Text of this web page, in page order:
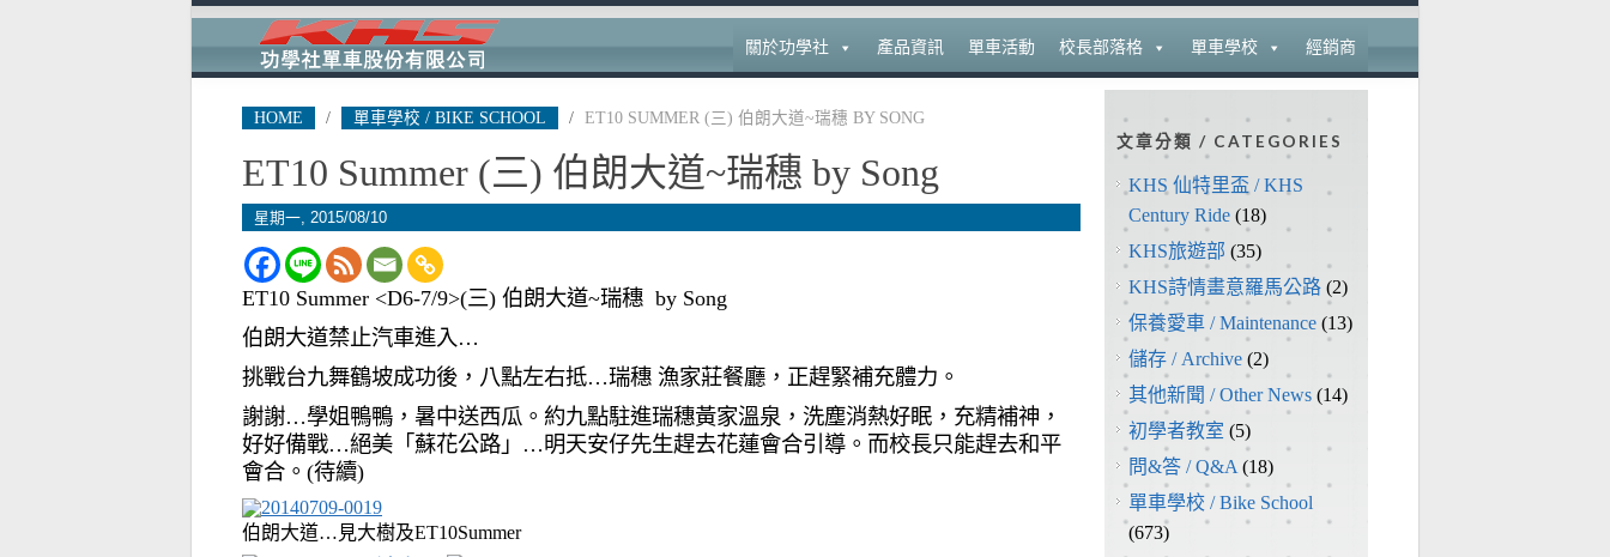
關於功學社 產品資訊 單車活動 校長部落格 單車學校 經銷商
HOME / 單車學校 / BIKE SCHOOL / ET10 SUMMER (三) 伯朗大道~瑞穗 BY SONG
ET10 Summer (三) 伯朗大道~瑞穗 by Song
星期一, 2015/08/10
ET10 Summer <D6-7/9>(三) 伯朗大道~瑞穗 by Song
伯朗大道禁止汽車進入…
挑戰台九舞鶴坡成功後，八點左右抵…瑞穗 漁家莊餐廳，正趕緊補充體力。
謝謝…學姐鴨鴨，暑中送西瓜。約九點駐進瑞穗黃家溫泉，洗塵消熱好眠，充精補神，
好好備戰…絕美「蘇花公路」…明天安仔先生趕去花蓮會合引導。而校長只能趕去和平
會合。(待續)
伯朗大道…見大樹及ET10Summer
文章分類 / CATEGORIES
KHS 仙特里盃 / KHS
Century Ride (18)
KHS旅遊部 (35)
KHS詩情畫意羅馬公路 (2)
保養愛車 / Maintenance (13)
儲存 / Archive (2)
其他新聞 / Other News (14)
初學者教室 (5)
問&答 / Q&A (18)
單車學校 / Bike School
(673)